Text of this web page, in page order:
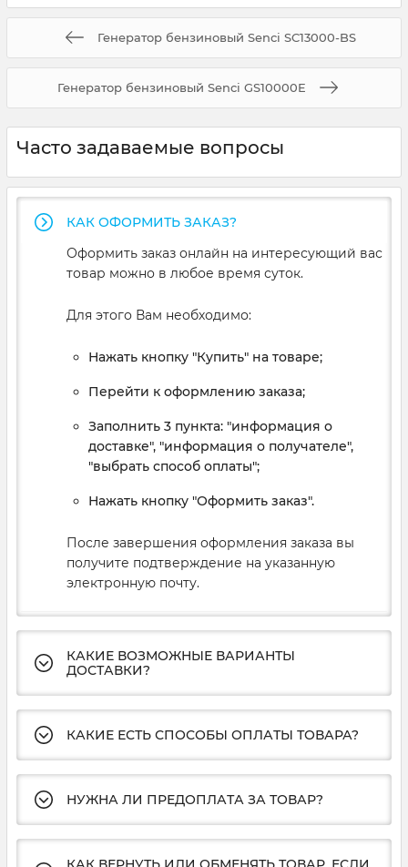
Генератор бензиновый Senci SC13000-BS
Генератор бензиновый Senci GS10000E
Часто задаваемые вопросы
КАК ОФОРМИТЬ ЗАКАЗ?
Оформить заказ онлайн на интересующий вас
товар можно в любое время суток.
Для этого Вам необходимо:
Нажать кнопку "Купить" на товаре;
Перейти к оформлению заказа;
Заполнить 3 пункта: "информация о
доставке", "информация о получателе",
"выбрать способ оплаты";
Нажать кнопку "Оформить заказ".
После завершения оформления заказа вы
получите подтверждение на указанную
электронную почту.
КАКИЕ ВОЗМОЖНЫЕ ВАРИАНТЫ
ДОСТАВКИ?
КАКИЕ ЕСТЬ СПОСОБЫ ОПЛАТЫ ТОВАРА?
НУЖНА ЛИ ПРЕДОПЛАТА ЗА ТОВАР?